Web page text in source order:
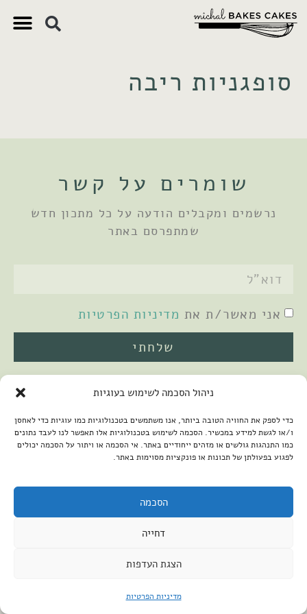
ניהול הסכמה לשימוש בעוגיות
כדי לספק את החוויה הטובה ביותר, אנו משתמשים בטכנולוגיות כמו עוגיות כדי לאחסן
ו/או לגשת למידע במכשיר. הסכמה לשימוש בטכנולוגיות אלו תאפשר לנו לעבד נתונים
כמו התנהגות גולשים או מזהים ייחודיים באתר. אי הסכמה או ויתור על הסכמה יכולים
לפגוע בפעולתן של תכונות או פונקציות מסוימות באתר.
הסכמה
דחייה
הצגת העדפות
מדיניות הפרטיות
סופגניות ריבה
שומרים על קשר
נרשמים ומקבלים הודעה על כל מתכון חדש
שמתפרסם באתר
אני מאשר/ת את מדיניות הפרטיות
שלחתי
2026 © כל הזכויות שמורות למיכל שמיר
הצהרת נגישות